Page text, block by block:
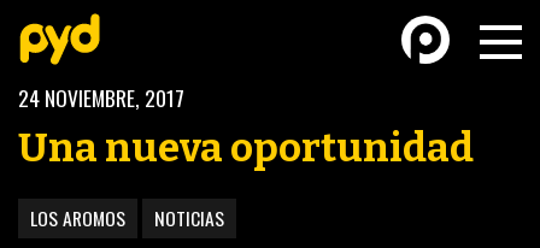
24 NOVIEMBRE, 2017
Una nueva oportunidad
LOS AROMOS NOTICIAS